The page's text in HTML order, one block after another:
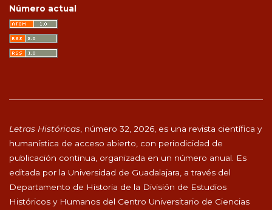
Número actual
Letras Históricas , número 32, 2026, es una revista científica y
humanística de acceso abierto, con periodicidad de
publicación continua, organizada en un número anual. Es
editada por la Universidad de Guadalajara, a través del
Departamento de Historia de la División de Estudios
Históricos y Humanos del Centro Universitario de Ciencias